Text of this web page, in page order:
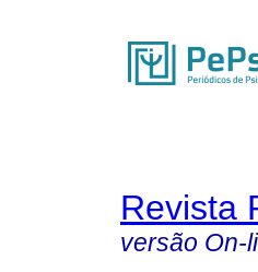
Revista
versão On-